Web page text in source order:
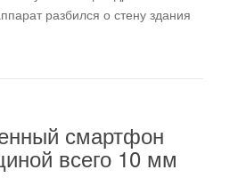
разбился о стену здания
смартфон
всего 10 мм